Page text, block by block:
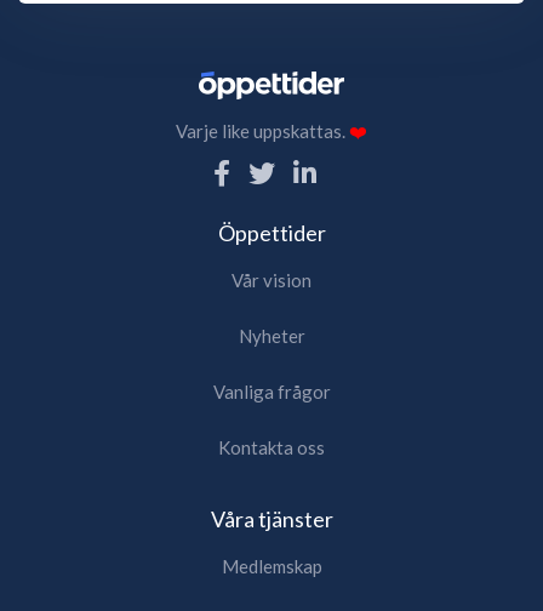
Varje like uppskattas.❤️
Öppettider
Vår vision
Nyheter
Vanliga frågor
Kontakta oss
Våra tjänster
Medlemskap